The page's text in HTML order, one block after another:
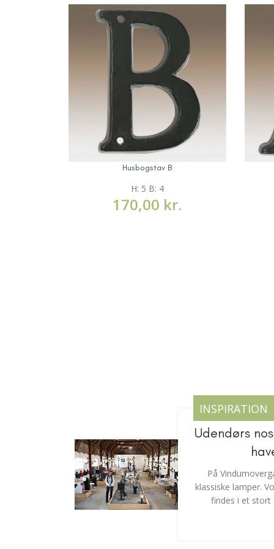
Husbogstav B
H: 5 B: 4
170,00 kr.
INSPIRATION
Udendørs
På
klassiske lamper.
findes i et stort